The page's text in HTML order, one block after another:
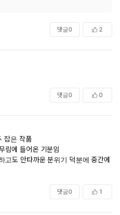
댓글0 2
댓글0 0
잡은 작품
림에 들어온 기분임
고도 안타까운 분위기 덕분에 중간에
댓글0 1